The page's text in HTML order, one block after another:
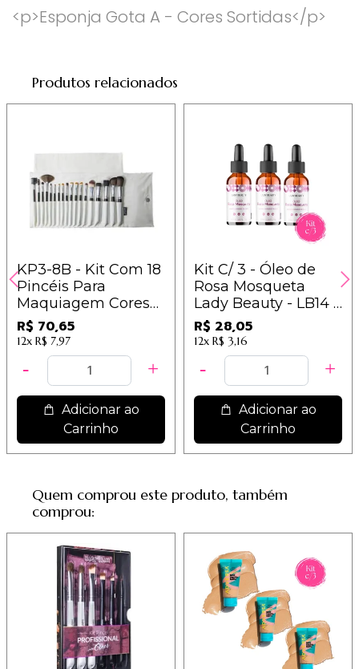
<p>Esponja Gota A - Cores Sortidas</p>
Produtos relacionados
KP3-8B - Kit Com 18
Pincéis Para
Maquiagem Cores
Sortidas - Macrilan
R$ 70,65
12x R$ 7,97
Adicionar ao
Carrinho
Kit C/ 3 - Óleo de
Rosa Mosqueta
Lady Beauty - LB14 /
9,35
R$ 28,05
12x R$ 3,16
Adicionar ao
Carrinho
Quem comprou este produto, também
comprou: